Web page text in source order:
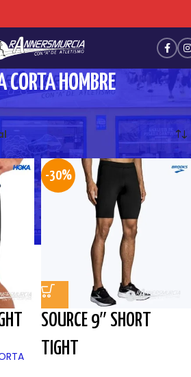
CORTA HOMBRE
-30%
SOURCE 9″ SHORT
TIGHT